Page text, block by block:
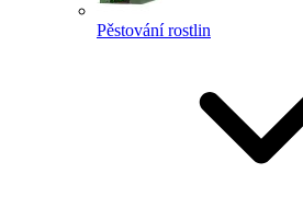
Pěstování rostlin